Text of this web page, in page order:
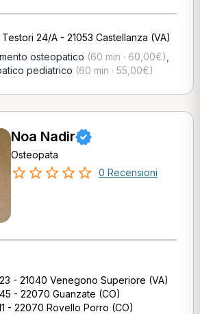
24/A - 21053 Castellanza (VA)
osteopatico (60 min · 60,00€)
pediatrico (60 min · 55,00€)
Noa Nadir
Osteopata
0 Recensioni
- 21040 Venegono Superiore (VA)
- 22070 Guanzate (CO)
- 22070 Rovello Porro (CO)